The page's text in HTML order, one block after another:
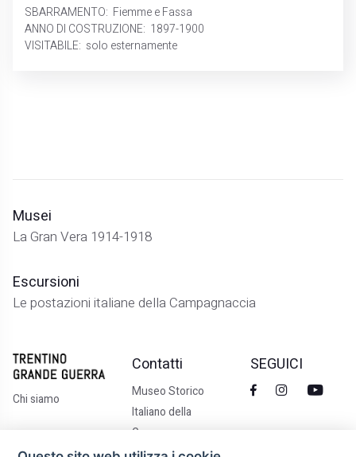
SBARRAMENTO: Fiemme e Fassa
ANNO DI COSTRUZIONE: 1897-1900
VISITABILE: solo esternamente
Musei
La Gran Vera 1914-1918
Escursioni
Le postazioni italiane della Campagnaccia
Chi siamo
Contatti
Museo Storico
Italiano della
Guerra
Via Castelbarco 7,
SEGUICI